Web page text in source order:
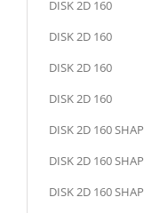
DISK 2D 160
DISK 2D 160
DISK 2D 160
DISK 2D 160
DISK 2D 160
DISK 2D 160
DISK 2D 160